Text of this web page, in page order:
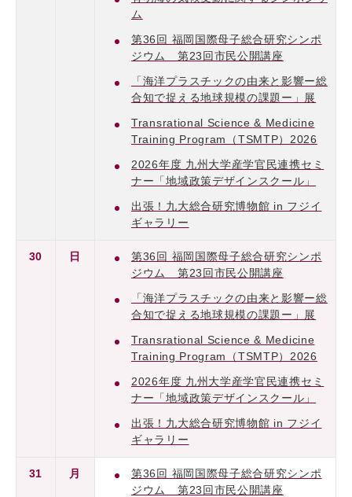
ム
第36回 福岡国際母子総合研究シンポ
ジウム 第23回市民公開講座
「海洋プラスチックの由来と影響ー総
合知で捉える地球規模の課題ー」展
Transrational Science & Medicine
Training Program（TSMTP）2026
2026年度 九州大学産学官民連携セミ
ナー「地域政策デザインスクール」
出張！九大総合研究博物館 in フジイ
ギャラリー
30 日
第36回 福岡国際母子総合研究シンポ
ジウム 第23回市民公開講座
「海洋プラスチックの由来と影響ー総
合知で捉える地球規模の課題ー」展
Transrational Science & Medicine
Training Program（TSMTP）2026
2026年度 九州大学産学官民連携セミ
ナー「地域政策デザインスクール」
出張！九大総合研究博物館 in フジイ
ギャラリー
31 月
第36回 福岡国際母子総合研究シンポ
ジウム 第23回市民公開講座